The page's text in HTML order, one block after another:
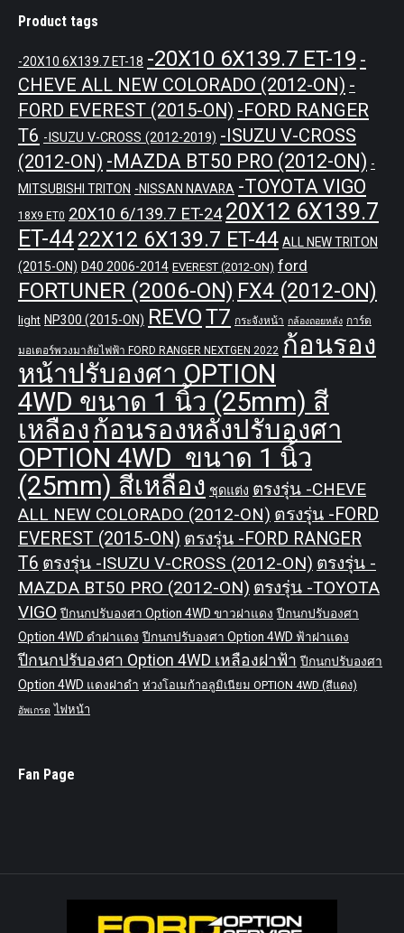
Product tags
-20X10 6X139.7 ET-18 -20X10 6X139.7 ET-19 -
CHEVE ALL NEW COLORADO (2012-ON) -
FORD EVEREST (2015-ON) -FORD RANGER
T6 -ISUZU V-CROSS (2012-2019) -ISUZU V-CROSS
(2012-ON) -MAZDA BT50 PRO (2012-ON) -
MITSUBISHI TRITON -NISSAN NAVARA -TOYOTA VIGO
18X9 ET0 20X10 6/139.7 ET-24 20X12 6X139.7
ET-4422X12 6X139.7 ET-44 ALL NEW TRITON
(2015-ON) D40 2006-2014 EVEREST (2012-ON) ford
FORTUNER (2006-ON) FX4 (2012-ON)
light NP300 (2015-ON) REVOT7 กระจังหน้า กล้องถอยหลัง การ์ด
มอเตอร์พวงมาลัยไฟฟ้า FORD RANGER NEXTGEN 2022 ก้อนรอง
หน้าปรับองศา OPTION
4WD ขนาด 1 นิ้ว (25mm) สี
เหลือง ก้อนรองหลังปรับองศา
OPTION 4WD ขนาด 1 นิ้ว
(25mm) สีเหลือง ชุดแต่ง ตรงรุ่น -CHEVE
ALL NEW COLORADO (2012-ON) ตรงรุ่น -FORD
EVEREST (2015-ON) ตรงรุ่น -FORD RANGER
T6 ตรงรุ่น -ISUZU V-CROSS (2012-ON) ตรงรุ่น -
MAZDA BT50 PRO (2012-ON) ตรงรุ่น -TOYOTA
VIGO ปีกนกปรับองศา Option 4WD ขาวฝาแดง ปีกนกปรับองศา
Option 4WD ดำฝาแดง ปีกนกปรับองศา Option 4WD ฟ้าฝาแดง
ปีกนกปรับองศา Option 4WD เหลืองฝาฟ้า ปีกนกปรับองศา
Option 4WD แดงฝาดำ ห่วงโอเมก้าอลูมิเนียม OPTION 4WD (สีแดง)
อัพเกรด ไฟหน้า
Fan Page